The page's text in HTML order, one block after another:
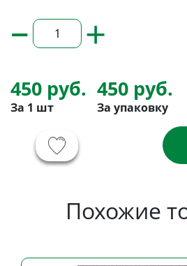
450 руб.
За 1 шт
450 руб.
За упаковку
– +
Похожие